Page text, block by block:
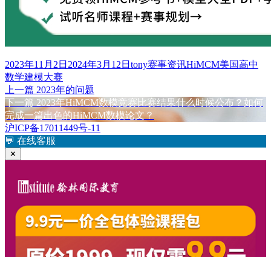
发
布
于
2023年11月2日 2024年3月12日 作
tony分
赛事资讯标
HiMCM美国高中
数学建模大赛
文
章
导
航
上一篇 上
篇
文
章：
2023年的问题
下一篇 下
篇
文
章：
2023年HiMCM数模竞赛比赛结果什么时候公布？如何
完成一篇出色的HiMCM数模论文？
沪ICP备17011449号-11
💬 在线客服
✕